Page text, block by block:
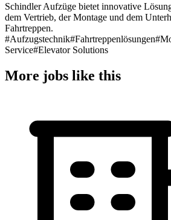
Schindler Aufzüge bietet innovative
dem Vertrieb, der Montage und dem
Fahrtreppen.
#Aufzugstechnik#Fahrtreppenlösungen
Service#Elevator Solutions
More jobs like this